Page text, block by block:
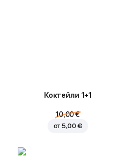
Коктейли 1+1
10,00 €
от5,00 €